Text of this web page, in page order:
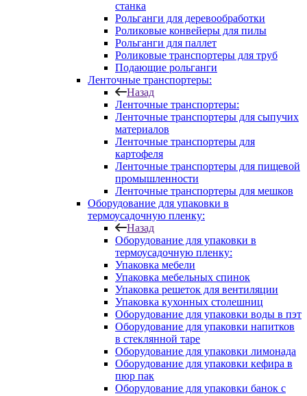
станка
Рольганги для деревообработки
Роликовые конвейеры для пилы
Рольганги для паллет
Роликовые транспортеры для труб
Подающие рольганги
Ленточные транспортеры:
Назад
Ленточные транспортеры:
Ленточные транспортеры для сыпучих
материалов
Ленточные транспортеры для
картофеля
Ленточные транспортеры для пищевой
промышленности
Ленточные транспортеры для мешков
Оборудование для упаковки в
термоусадочную пленку:
Назад
Оборудование для упаковки в
термоусадочную пленку:
Упаковка мебели
Упаковка мебельных спинок
Упаковка решеток для вентиляции
Упаковка кухонных столешниц
Оборудование для упаковки воды в пэт
Оборудование для упаковки напитков
в стеклянной таре
Оборудование для упаковки лимонада
Оборудование для упаковки кефира в
пюр пак
Оборудование для упаковки банок с